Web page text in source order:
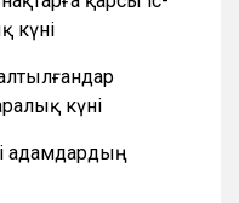
күні
күні
адамдардың